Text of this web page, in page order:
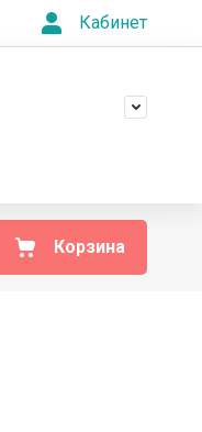
Кабинет
Корзина